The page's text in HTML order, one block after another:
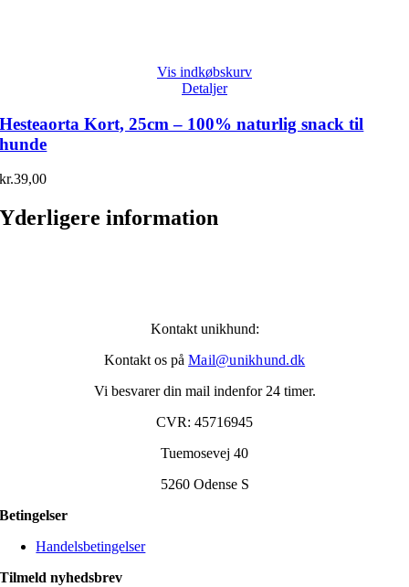
Vis indkøbskurv
Detaljer
Hesteaorta Kort, 25cm – 100% naturlig snack til
hunde
kr.39,00
Yderligere information
Kontakt unikhund:
Kontakt os på Mail@unikhund.dk
Vi besvarer din mail indenfor 24 timer.
CVR: 45716945
Tuemosevej 40
5260 Odense S
Betingelser
Handelsbetingelser
Tilmeld nyhedsbrev